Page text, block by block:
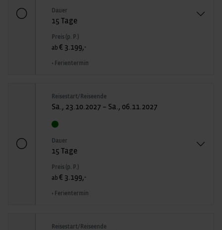
Dauer
15 Tage
Preis (p. P.)
ab € 3.199,-
• Ferientermin
Reisestart/Reiseende
Sa., 23.10.2027 – Sa., 06.11.2027
Dauer
15 Tage
Preis (p. P.)
ab € 3.199,-
• Ferientermin
Reisestart/Reiseende